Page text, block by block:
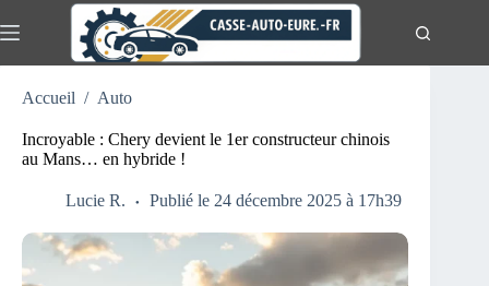
au
Aucun
Actualités
Moto
Accueil / Auto
Incroyable : Chery devient le 1er constructeur chinois
au Mans… en hybride !
Lucie R. Publié le 24 décembre 2025 à 17h39